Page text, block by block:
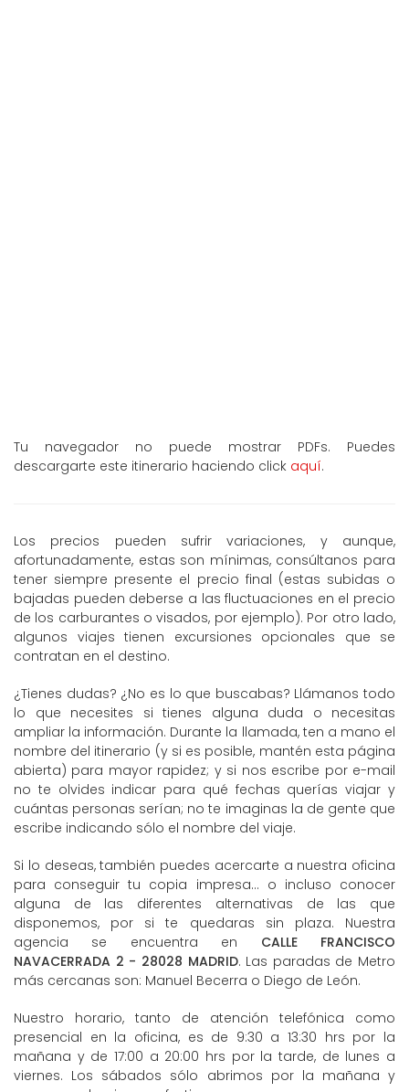
Tu navegador no puede mostrar PDFs. Puedes
descargarte este itinerario haciendo click aquí.
Los precios pueden sufrir variaciones, y aunque,
afortunadamente, estas son mínimas, consúltanos para
tener siempre presente el precio final (estas subidas o
bajadas pueden deberse a las fluctuaciones en el precio
de los carburantes o visados, por ejemplo). Por otro lado,
algunos viajes tienen excursiones opcionales que se
contratan en el destino.
¿Tienes dudas? ¿No es lo que buscabas? Llámanos todo
lo que necesites si tienes alguna duda o necesitas
ampliar la información. Durante la llamada, ten a mano el
nombre del itinerario (y si es posible, mantén esta página
abierta) para mayor rapidez; y si nos escribe por e-mail
no te olvides indicar para qué fechas querías viajar y
cuántas personas serían; no te imaginas la de gente que
escribe indicando sólo el nombre del viaje.
Si lo deseas, también puedes acercarte a nuestra oficina
para conseguir tu copia impresa... o incluso conocer
alguna de las diferentes alternativas de las que
disponemos, por si te quedaras sin plaza. Nuestra
agencia se encuentra en CALLE FRANCISCO
NAVACERRADA 2 - 28028 MADRID. Las paradas de Metro
más cercanas son: Manuel Becerra o Diego de León.
Nuestro horario, tanto de atención telefónica como
presencial en la oficina, es de 9:30 a 13:30 hrs por la
mañana y de 17:00 a 20:00 hrs por la tarde, de lunes a
viernes. Los sábados sólo abrimos por la mañana y